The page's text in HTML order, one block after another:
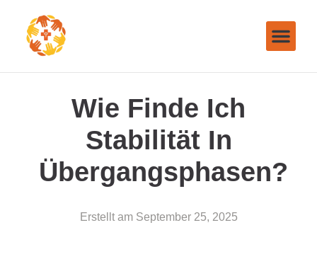
Wie Finde Ich
Stabilität In
Übergangsphasen?
Erstellt am September 25, 2025